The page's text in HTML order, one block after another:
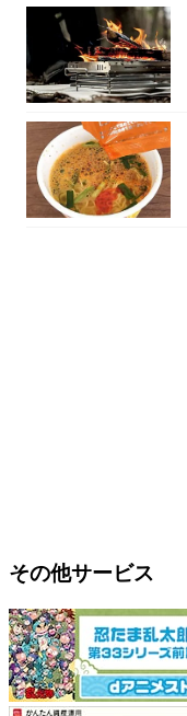
その他サービス